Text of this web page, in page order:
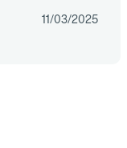
11/03/2025